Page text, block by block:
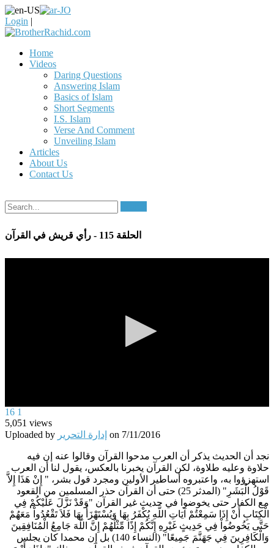
Login |
Home
Videos
Daring Questions
Answering Islam
Basics of Islam
Short Segments
I.S. Islam
Verse And Comment
Unveiling Islam
Articles
About Us
Contact Us
الحلقة 115 - رأي قريش في القرآن
0
seconds
of
0
16 1
5,051 views
Uploaded by إدارة التحرير on 7/11/2016
نجد أن الحديث يذكر أن العرب مدحوا القرآن وقالوا عنه إن فيه
حلاوة وعليه طلاوة، لكن القرآن يخبرنا بالعكس، يقول لنا أن العرب
استهزؤوا به، واعتبروه أساطير الأولين ومجرد قول بشر، " إِنْ هَذَا إِلاَّ
قَوْلُ الْبَشَرِ" (المدثر 25) حتى أن القرآن حذر المسلمين من القعود
مع الكفار حتى يخوضوا في حديث غير القرآن "وَقَدْ نَزَّلَ عَلَيْكُمْ فِي
الْكِتَابِ أَنْ إِذَا سَمِعْتُمْ آيَاتِ اللَّهِ يُكْفَرُ بِهَا وَيُسْتَهْزَأُ بِهَا فَلاَ تَقْعُدُواْ مَعَهُمْ
حَتَّى يَخُوضُواْ فِي حَدِيثٍ غَيْرِهِ إِنَّكُمْ إِذًا مِّثْلُهُمْ إِنَّ اللَّهَ جَامِعُ الْمُنَافِقِينَ
وَالْكَافِرِينَ فِي جَهَنَّمَ جَمِيعًا" (النساء 140) بل إن محمدا كان يجلس